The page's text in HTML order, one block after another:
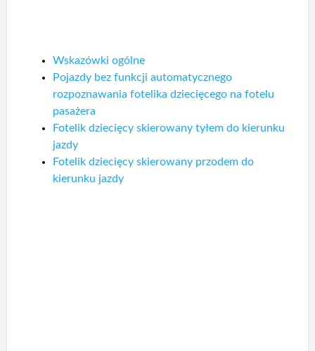
Wskazówki ogólne
Pojazdy bez funkcji automatycznego
rozpoznawania fotelika dziecięcego na fotelu
pasażera
Fotelik dziecięcy skierowany tyłem do kierunku
jazdy
Fotelik dziecięcy skierowany przodem do
kierunku jazdy